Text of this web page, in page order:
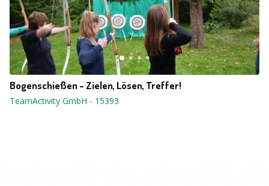
Bogenschießen - Zielen, Lösen, Treffer!
TeamActivity GmbH - 15393